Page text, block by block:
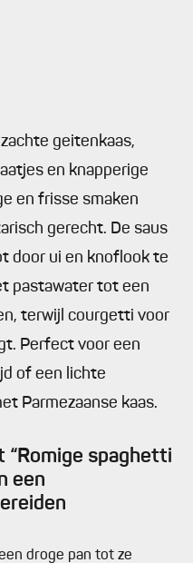
geitenkaas,
en knapperige
en frisse smaken
gerecht. De saus
door ui en knoflook te
pastawater tot een
terwijl courgetti voor
Perfect voor een
of een lichte
Parmezaanse kaas.
“Romige spaghetti
een
droge pan tot ze